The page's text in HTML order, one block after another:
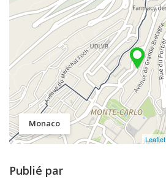
Monaco
Leaflet
Publié par